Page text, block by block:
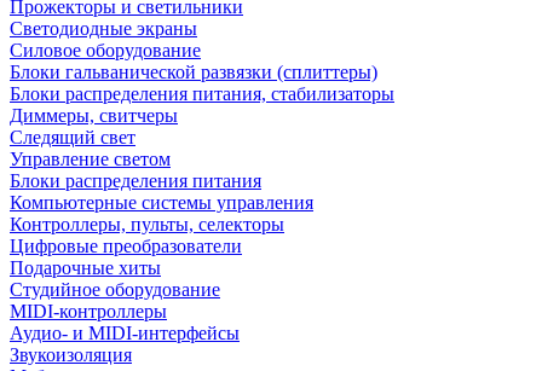
Прожекторы и светильники
Светодиодные экраны
Силовое оборудование
Блоки гальванической развязки (сплиттеры)
Блоки распределения питания, стабилизаторы
Диммеры, свитчеры
Следящий свет
Управление светом
Блоки распределения питания
Компьютерные системы управления
Контроллеры, пульты, селекторы
Цифровые преобразователи
Подарочные хиты
Студийное оборудование
MIDI-контроллеры
Аудио- и MIDI-интерфейсы
Звукоизоляция